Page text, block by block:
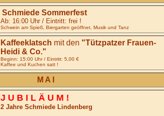
Schmiede Sommerfest
Ab: 16:00 Uhr / Eintritt: frei !
Schwein am Spieß, Biergarten geöffnet, Musik und Tanz
Kaffeeklatsch mit den "Tützpatzer Frauen-
Heidi & Co."
Beginn: 15:00 Uhr / Eintritt: 5,00 €
Kaffee und Kuchen satt !
M A I
J U B I L Ä U M !
2 Jahre Schmiede Lindenberg